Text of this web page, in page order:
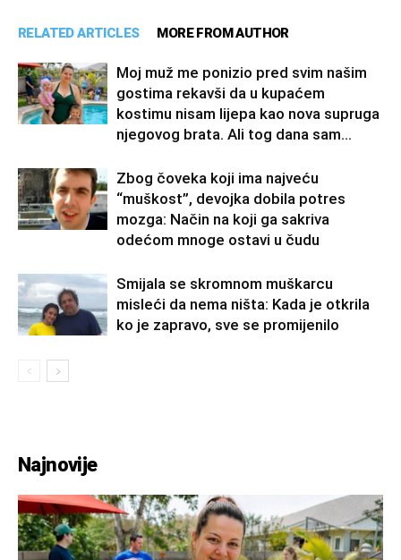
RELATED ARTICLES MORE FROM AUTHOR
Moj muž me ponizio pred svim našim
gostima rekavši da u kupaćem
kostimu nisam lijepa kao nova supruga
njegovog brata. Ali tog dana sam...
Zbog čoveka koji ima najveću
“muškost”, devojka dobila potres
mozga: Način na koji ga sakriva
odećom mnoge ostavi u čudu
Smijala se skromnom muškarcu
misleći da nema ništa: Kada je otkrila
ko je zapravo, sve se promijenilo
Najnovije